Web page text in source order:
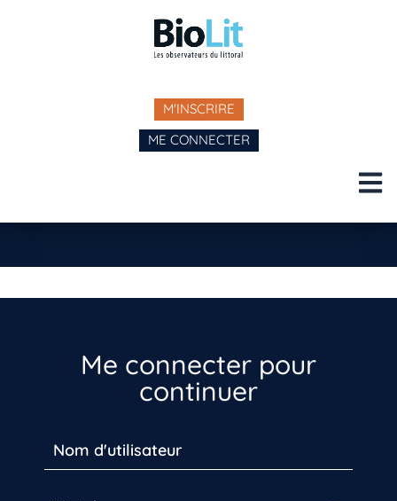
M'INSCRIRE
ME CONNECTER
Me connecter pour
continuer